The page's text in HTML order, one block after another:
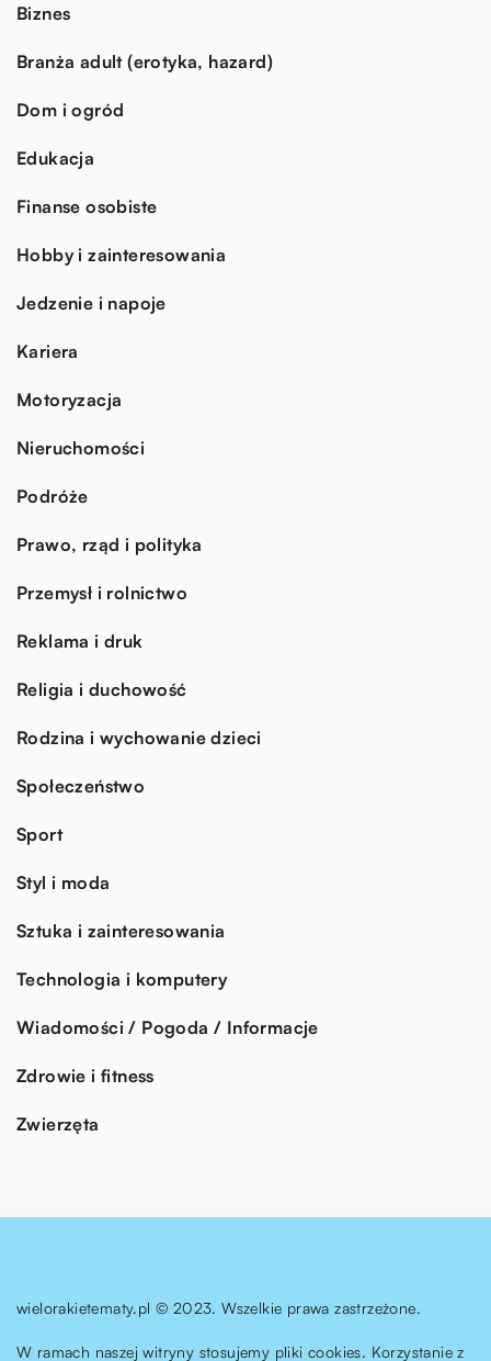
Biznes
Branża adult (erotyka, hazard)
Dom i ogród
Edukacja
Finanse osobiste
Hobby i zainteresowania
Jedzenie i napoje
Kariera
Motoryzacja
Nieruchomości
Podróże
Prawo, rząd i polityka
Przemysł i rolnictwo
Reklama i druk
Religia i duchowość
Rodzina i wychowanie dzieci
Społeczeństwo
Sport
Styl i moda
Sztuka i zainteresowania
Technologia i komputery
Wiadomości / Pogoda / Informacje
Zdrowie i fitness
Zwierzęta
wielorakietematy.pl © 2023. Wszelkie prawa zastrzeżone.
W ramach naszej witryny stosujemy pliki cookies. Korzystanie z